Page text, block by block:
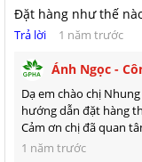
VP TpHCM: 27B
Đức, TP. HCM
VP Hà Nội: Số 3 Ngõ
VP Đà Nẵng: Số 41
Mua máy hút ẩm
Đặt hàng như thế
Trả lời 1 năm trước
Ánh Ngọc -
Dạ em chào chị
hướng dẫn đặt hàng
Cảm ơn chị đã quan
1 năm trước